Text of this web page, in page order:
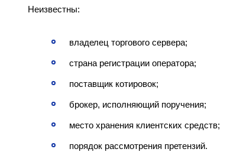
Неизвестны:
владелец торгового сервера;
страна регистрации оператора;
поставщик котировок;
брокер, исполняющий поручения;
место хранения клиентских средств;
порядок рассмотрения претензий.